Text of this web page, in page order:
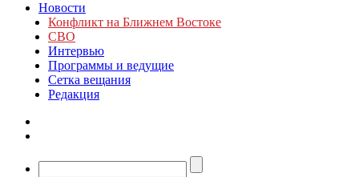
Новости
Конфликт на Ближнем Востоке
СВО
Интервью
Программы и ведущие
Сетка вещания
Редакция